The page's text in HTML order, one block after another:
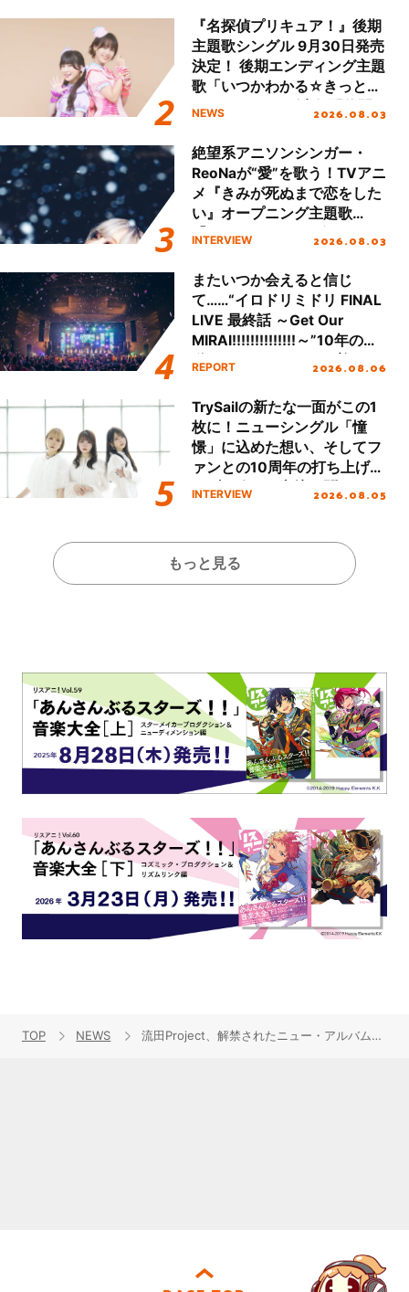
ート!!
『名探偵プリキュア！』後期
主題歌シングル 9月30日発売
決定！ 後期エンディング主題
歌「いつかわかる☆きっとあ
える」TVサイズ先行配信開
NEWS 2026.08.03
絶望系アニソンシンガー・
ReoNaが“愛”を歌う！TVアニ
メ『きみが死ぬまで恋をした
い』オープニング主題歌
「Amore」インタビュー
INTERVIEW 2026.08.03
またいつか会えると信じ
て……“イロドリミドリ FINAL
LIVE 最終話 ～Get Our
MIRAI!!!!!!!!!!!!!!～”10年の活
動を経てファイナルを迎える
REPORT 2026.08.06
TrySailの新たな一面がこの1
枚に！ニューシングル「憧
憬」に込めた想い、そしてフ
ァンとの10周年の打ち上げラ
イブを終えた心境を聞いた。
INTERVIEW 2026.08.05
もっと見る
TOP NEWS 流田Project、解禁されたニュー・アルバム『Realize！』のリード曲「Say! “So Cool”」のMVにて、正装で清掃！？